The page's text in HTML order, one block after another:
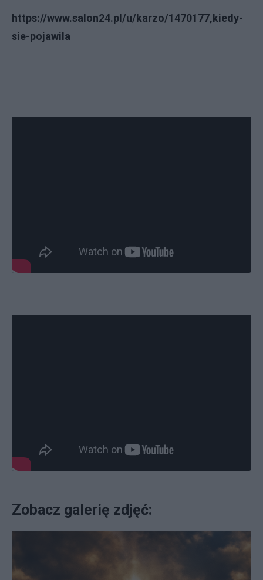
https://www.salon24.pl/u/karzo/1470177,kiedy-
sie-pojawila
Zobacz galerię zdjęć: